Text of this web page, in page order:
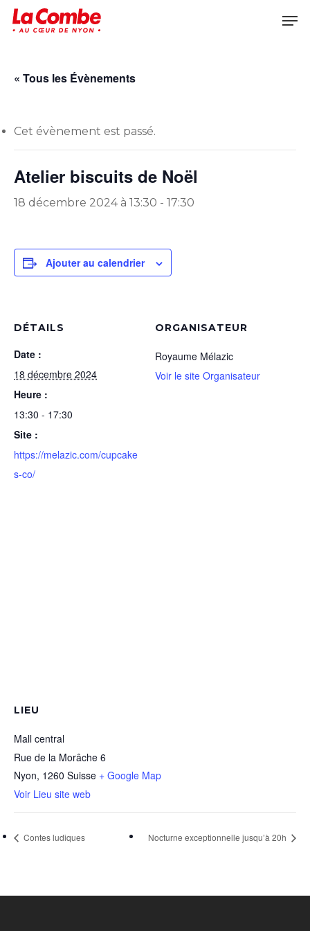
Skip
« Tous les Évènements
Cet évènement est passé.
Atelier biscuits de Noël
18 décembre 2024 à 13:30 - 17:30
Ajouter au calendrier
DÉTAILS
Date :
18 décembre 2024
Heure :
13:30 - 17:30
Site :
https://melazic.com/cupcake
s-co/
ORGANISATEUR
Royaume Mélazic
Voir le site Organisateur
LIEU
Mall central
Rue de la Morâche 6
Nyon, 1260 Suisse + Google Map
Voir Lieu site web
Contes ludiques Nocturne exceptionnelle jusqu’à 20h